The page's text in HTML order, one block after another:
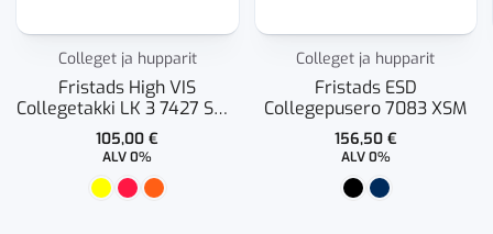
Colleget ja hupparit
Fristads High VIS
Collegetakki LK 3 7427 SHV
Naisten
105,00€
ALV 0%
Colleget ja hupparit
Fristads ESD
Collegepusero 7083 XSM
156,50 €
ALV 0%